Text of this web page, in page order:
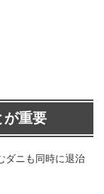
が重要
ダニも同時に退治